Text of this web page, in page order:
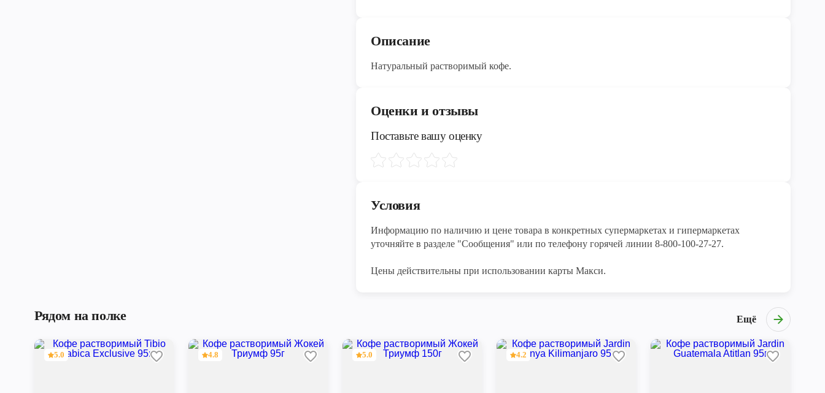
Описание
Натуральный растворимый кофе.
Оценки и отзывы
Поставьте вашу оценку
Условия
Информацию по наличию и цене товара в конкретных супермаркетах и гипермаркетах
уточняйте в разделе "Сообщения" или по телефону горячей линии 8-800-100-27-27.
Цены действительны при использовании карты Макси.
Рядом на полке Ещё
5.0 4.8 5.0 4.2